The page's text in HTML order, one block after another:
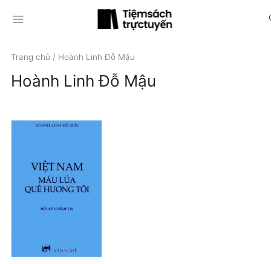
menu
Trang chủ / Hoành Linh Đỗ Mậu
Hoành Linh Đỗ Mậu